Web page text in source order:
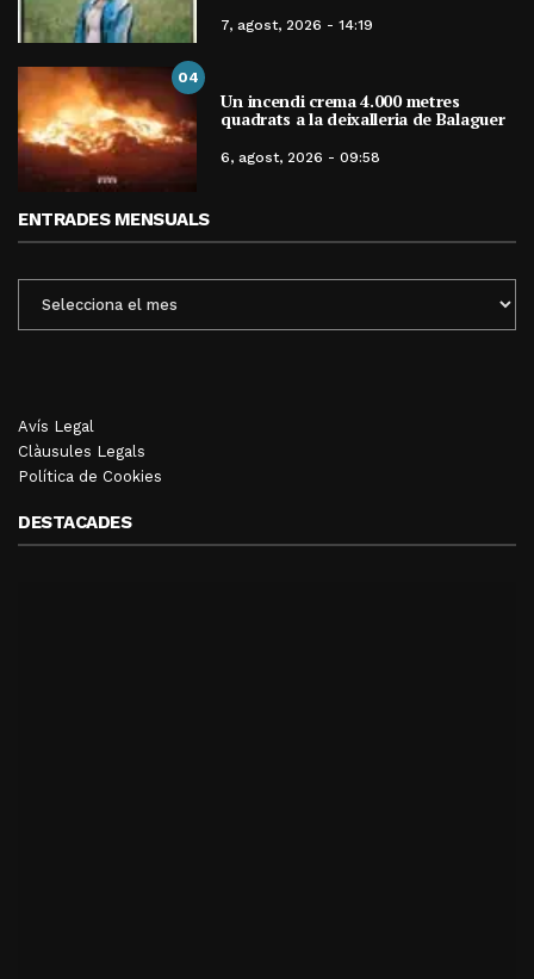
7, agost, 2026 - 14:19
04
Un incendi crema 4.000 metres
quadrats a la deixalleria de Balaguer
6, agost, 2026 - 09:58
ENTRADES MENSUALS
MENSUALS
Avís Legal
Clàusules Legals
Política de Cookies
DESTACADES